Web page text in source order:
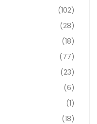
(102)
(28)
(18)
(77)
(23)
(6)
(1)
(18)